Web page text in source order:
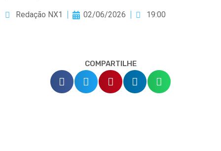
Redação NX1 02/06/2026 19:00
COMPARTILHE